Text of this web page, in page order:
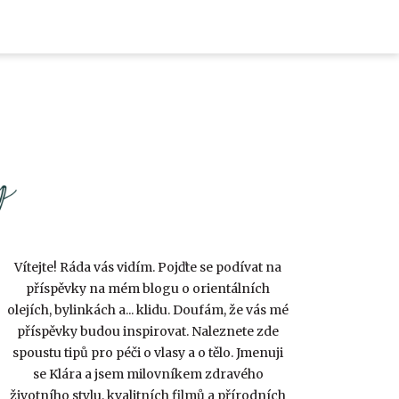
Vítejte! Ráda vás vidím. Pojďte se podívat na
příspěvky na mém blogu o orientálních
olejích, bylinkách a... klidu. Doufám, že vás mé
příspěvky budou inspirovat. Naleznete zde
spoustu tipů pro péči o vlasy a o tělo. Jmenuji
se Klára a jsem milovníkem zdravého
životního stylu, kvalitních filmů a přírodních